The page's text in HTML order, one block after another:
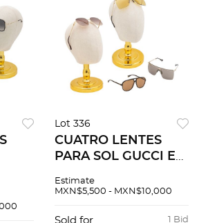
Lot 336
CUATRO LENTES
PARA SOL GUCCI EN
Estimate
MXN$5,500 - MXN$10,000
1 Bid
Sold for